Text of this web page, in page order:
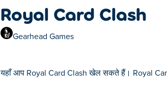
Royal Card Clash
Gearhead Games
यहाँ आप Royal Card Clash खेल सकते हैं। Royal